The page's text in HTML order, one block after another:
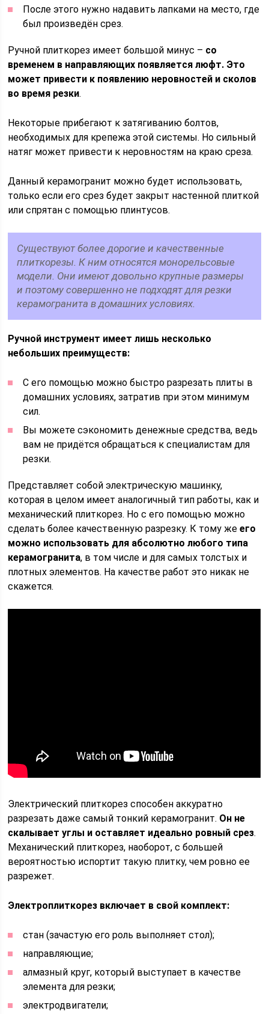
После этого нужно надавить лапками на место, где
был произведён срез.
Ручной плиткорез имеет большой минус – со
временем в направляющих появляется люфт. Это
может привести к появлению неровностей и сколов
во время резки.
Некоторые прибегают к затягиванию болтов,
необходимых для крепежа этой системы. Но сильный
натяг может привести к неровностям на краю среза.
Данный керамогранит можно будет использовать,
только если его срез будет закрыт настенной плиткой
или спрятан с помощью плинтусов.
Существуют более дорогие и качественные
плиткорезы. К ним относятся монорельсовые
модели. Они имеют довольно крупные размеры
и поэтому совершенно не подходят для резки
керамогранита в домашних условиях.
Ручной инструмент имеет лишь несколько
небольших преимуществ:
С его помощью можно быстро разрезать плиты в
домашних условиях, затратив при этом минимум
сил.
Вы можете сэкономить денежные средства, ведь
вам не придётся обращаться к специалистам для
резки.
Представляет собой электрическую машинку,
которая в целом имеет аналогичный тип работы, как и
механический плиткорез. Но с его помощью можно
сделать более качественную разрезку. К тому же его
можно использовать для абсолютно любого типа
керамогранита, в том числе и для самых толстых и
плотных элементов. На качестве работ это никак не
скажется.
Электрический плиткорез способен аккуратно
разрезать даже самый тонкий керамогранит. Он не
скалывает углы и оставляет идеально ровный срез.
Механический плиткорез, наоборот, с большей
вероятностью испортит такую плитку, чем ровно ее
разрежет.
Электроплиткорез включает в свой комплект:
стан (зачастую его роль выполняет стол);
направляющие;
алмазный круг, который выступает в качестве
элемента для резки;
электродвигатели;